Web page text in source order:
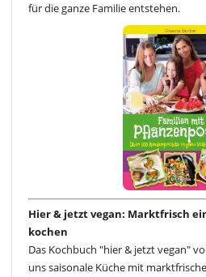
für die ganze Familie entstehen.
Hier & jetzt vegan: Marktfrisch
kochen
Das Kochbuch "hier & jetzt vegan"
uns saisonale Küche mit